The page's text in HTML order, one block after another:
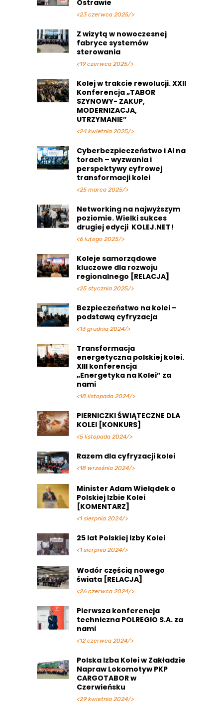
Ostrawie
<23 czerwca 2025/>
Z wizytą w nowoczesnej
fabryce systemów
sterowania
<19 czerwca 2025/>
Kolej w trakcie rewolucji. XXII
Konferencja „TABOR
SZYNOWY- ZAKUP,
MODERNIZACJA,
UTRZYMANIE”
<24 kwietnia 2025/>
Cyberbezpieczeństwo i AI na
torach – wyzwania i
perspektywy cyfrowej
transformacji kolei
<25 marca 2025/>
Networking na najwyższym
poziomie. Wielki sukces
drugiej edycji KOLEJ.NET!
<6 lutego 2025/>
Koleje samorządowe
kluczowe dla rozwoju
regionalnego [RELACJA]
<25 stycznia 2025/>
Bezpieczeństwo na kolei –
podstawą cyfryzacja
<13 grudnia 2024/>
Transformacja
energetyczna polskiej kolei.
XIII konferencja
„Energetyka na Kolei” za
nami
<18 listopada 2024/>
PIERNICZKI ŚWIĄTECZNE DLA
KOLEI [KONKURS]
<5 listopada 2024/>
Razem dla cyfryzacji kolei
<18 września 2024/>
Minister Adam Wielądek o
Polskiej Izbie Kolei
[KOMENTARZ]
<1 sierpnia 2024/>
25 lat Polskiej Izby Kolei
<1 sierpnia 2024/>
Wodór częścią nowego
świata [RELACJA]
<26 czerwca 2024/>
Pierwsza konferencja
techniczna POLREGIO S.A. za
nami
<12 czerwca 2024/>
Polska Izba Kolei w Zakładzie
Napraw Lokomotyw PKP
CARGOTABOR w
Czerwieńsku
<29 kwietnia 2024/>